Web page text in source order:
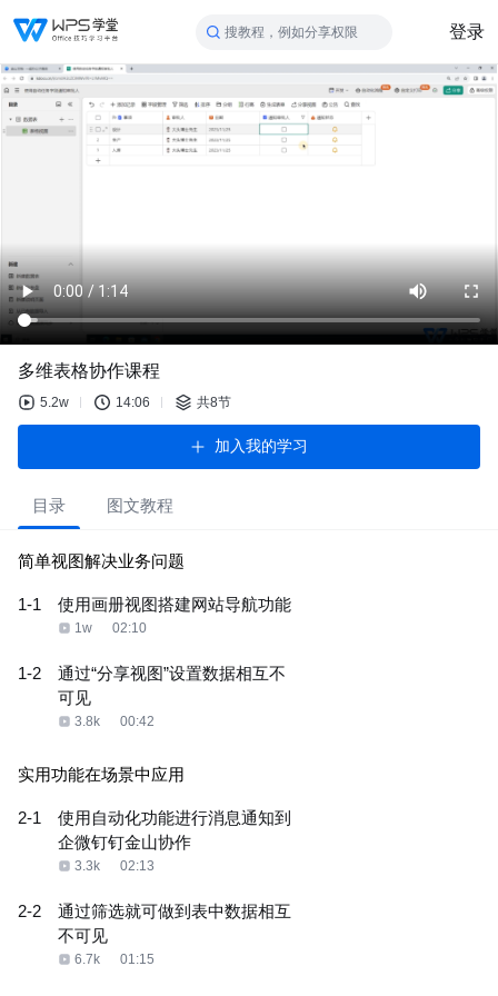
搜教程，例如分享权限 登录
多维表格协作课程
5.2w 14:06 共8节
加入我的学习
目录 图文教程
简单视图解决业务问题
1-1 使用画册视图搭建网站导航功能
1w 02:10
1-2
通过“分享视图”设置数据相互不
可见
3.8k 00:42
实用功能在场景中应用
2-1
使用自动化功能进行消息通知到
企微钉钉金山协作
3.3k 02:13
2-2
通过筛选就可做到表中数据相互
不可见
6.7k 01:15